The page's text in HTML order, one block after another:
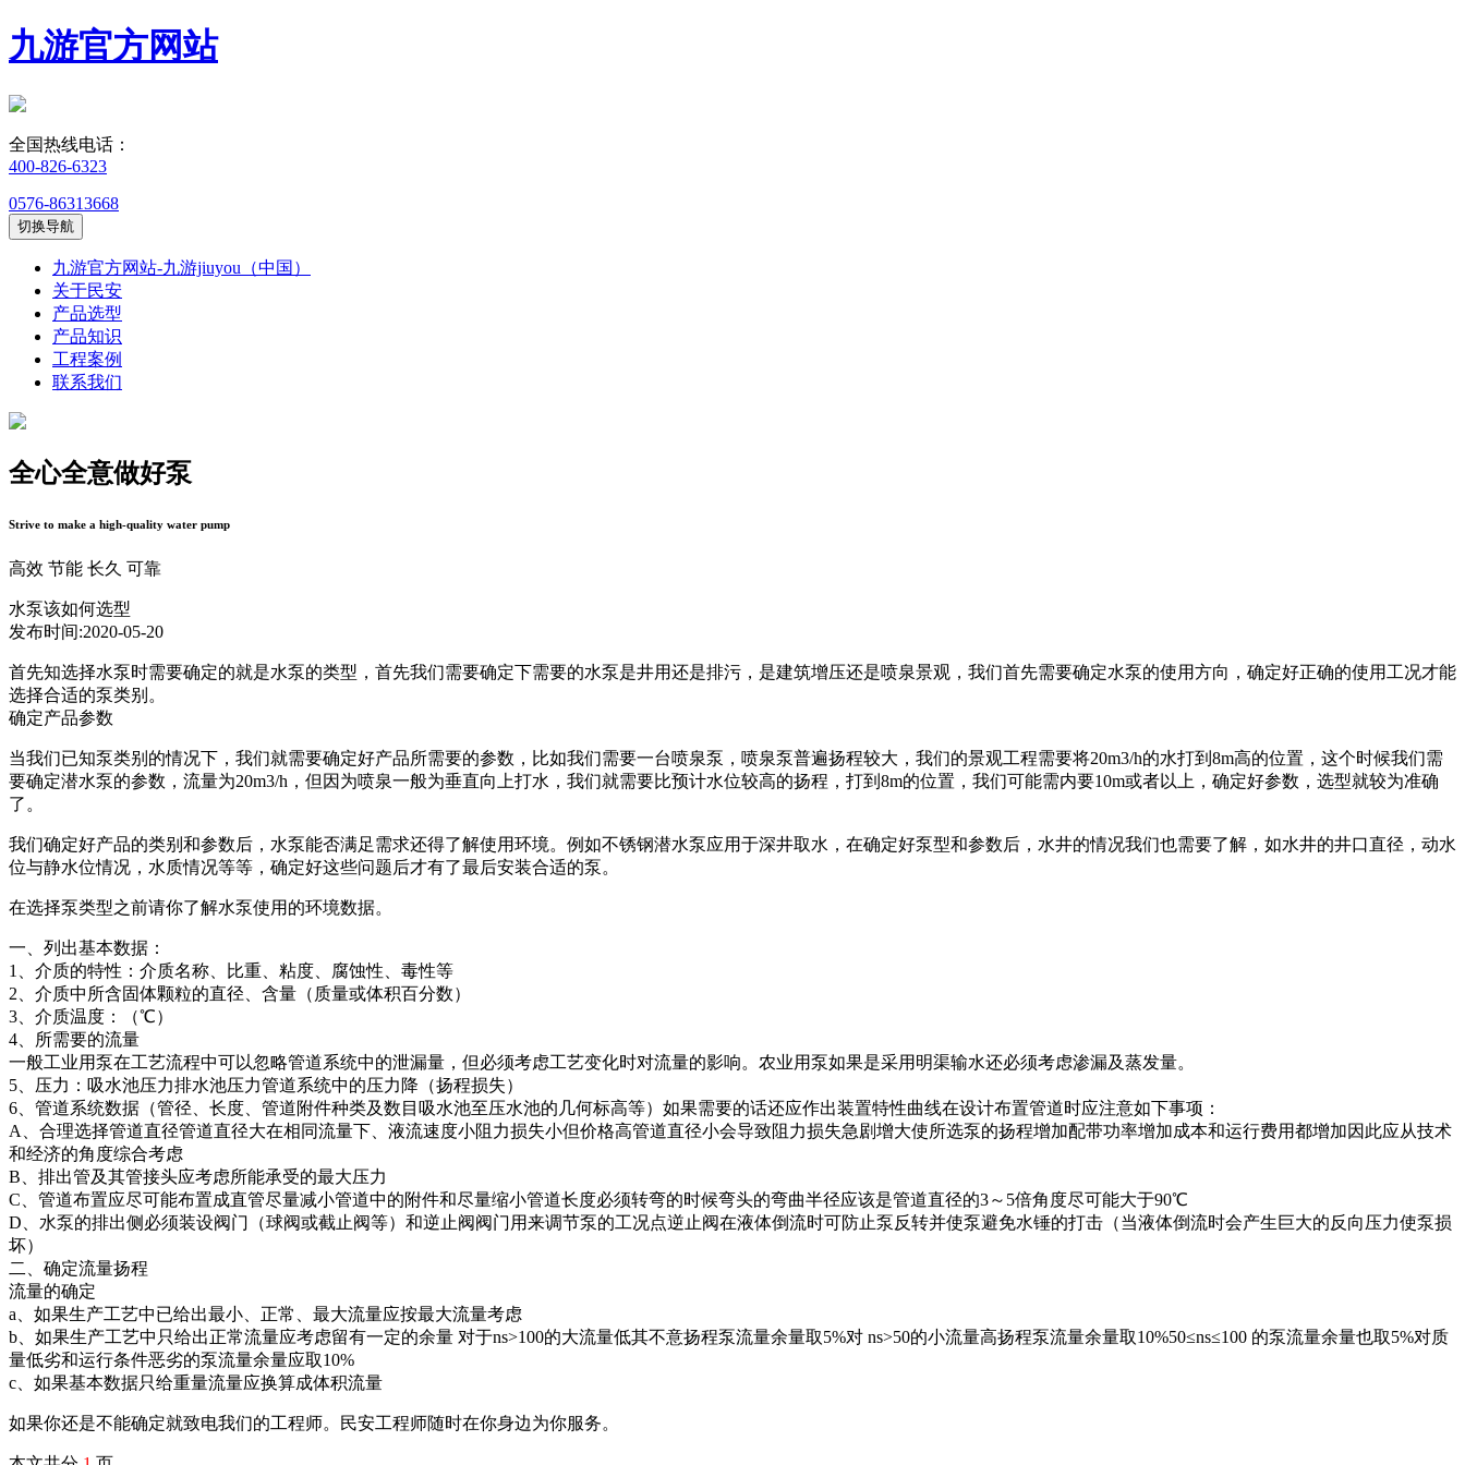
九游官方网站
全国热线电话：
400-826-6323
0576-86313668
切换导航
九游官方网站-九游jiuyou（中国）
关于民安
产品选型
产品知识
工程案例
联系我们
全心全意做好泵
Strive to make a high-quality water pump
高效 节能 长久 可靠
水泵该如何选型
发布时间:2020-05-20
首先知选择水泵时需要确定的就是水泵的类型，首先我们需要确定下需要的水泵是井用还是排污，是建筑增压还是喷泉景观，我们首先需要确定水泵的使用方向，确定好正确的使用工况才能
选择合适的泵类别。
确定产品参数
当我们已知泵类别的情况下，我们就需要确定好产品所需要的参数，比如我们需要一台喷泉泵，喷泉泵普遍扬程较大，我们的景观工程需要将20m3/h的水打到8m高的位置，这个时候我们需
要确定潜水泵的参数，流量为20m3/h，但因为喷泉一般为垂直向上打水，我们就需要比预计水位较高的扬程，打到8m的位置，我们可能需内要10m或者以上，确定好参数，选型就较为准确
了。
我们确定好产品的类别和参数后，水泵能否满足需求还得了解使用环境。例如不锈钢潜水泵应用于深井取水，在确定好泵型和参数后，水井的情况我们也需要了解，如水井的井口直径，动水
位与静水位情况，水质情况等等，确定好这些问题后才有了最后安装合适的泵。
在选择泵类型之前请你了解水泵使用的环境数据。
一、列出基本数据：
1、介质的特性：介质名称、比重、粘度、腐蚀性、毒性等
2、介质中所含固体颗粒的直径、含量（质量或体积百分数）
3、介质温度：（℃）
4、所需要的流量
一般工业用泵在工艺流程中可以忽略管道系统中的泄漏量，但必须考虑工艺变化时对流量的影响。农业用泵如果是采用明渠输水还必须考虑渗漏及蒸发量。
5、压力：吸水池压力排水池压力管道系统中的压力降（扬程损失）
6、管道系统数据（管径、长度、管道附件种类及数目吸水池至压水池的几何标高等）如果需要的话还应作出装置特性曲线在设计布置管道时应注意如下事项：
A、合理选择管道直径管道直径大在相同流量下、液流速度小阻力损失小但价格高管道直径小会导致阻力损失急剧增大使所选泵的扬程增加配带功率增加成本和运行费用都增加因此应从技术
和经济的角度综合考虑
B、排出管及其管接头应考虑所能承受的最大压力
C、管道布置应尽可能布置成直管尽量减小管道中的附件和尽量缩小管道长度必须转弯的时候弯头的弯曲半径应该是管道直径的3～5倍角度尽可能大于90℃
D、水泵的排出侧必须装设阀门（球阀或截止阀等）和逆止阀阀门用来调节泵的工况点逆止阀在液体倒流时可防止泵反转并使泵避免水锤的打击（当液体倒流时会产生巨大的反向压力使泵损
坏）
二、确定流量扬程
流量的确定
a、如果生产工艺中已给出最小、正常、最大流量应按最大流量考虑
b、如果生产工艺中只给出正常流量应考虑留有一定的余量 对于ns>100的大流量低其不意扬程泵流量余量取5%对 ns>50的小流量高扬程泵流量余量取10%50≤ns≤100 的泵流量余量也取5%对质
量低劣和运行条件恶劣的泵流量余量应取10%
c、如果基本数据只给重量流量应换算成体积流量
如果你还是不能确定就致电我们的工程师。民安工程师随时在你身边为你服务。